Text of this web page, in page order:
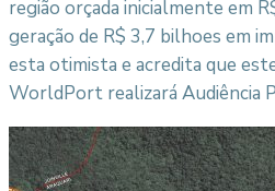
região orçada inicialmente em
geração de R$ 3,7 bilhoes em
esta otimista e acredita que
WorldPort realizará Audiência